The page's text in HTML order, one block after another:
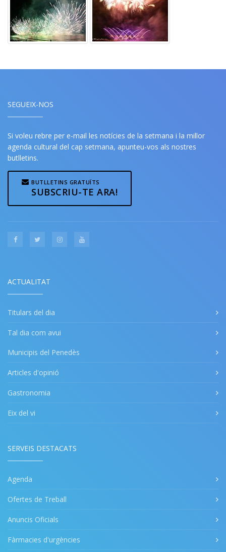
SEGUEIX-NOS
Si voleu rebre per e-mail les notícies de la setmana i la millor
agenda cultural del cap setmana, apunteu-vos als nostres
butlletins.
BUTLLETINS GRATUÏTS
SUBSCRIU-TE ARA!
ACTUALITAT
Titulars del dia
Tal dia com avui
Municipis del Penedès
Articles d'opinió
Gastronomia
Eix del vi
SERVEIS DESTACATS
Agenda
Ofertes de Treball
Anuncis Oficials
Fàrmacies d'urgències